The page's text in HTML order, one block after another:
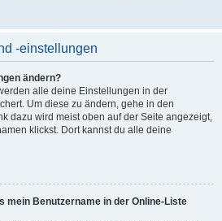
-einstellungen
ändern?
alle deine Einstellungen in der
Um diese zu ändern, gehe in den
dazu wird meist oben auf der Seite angezeigt,
klickst. Dort kannst du alle deine
mein Benutzername in der Online-Liste